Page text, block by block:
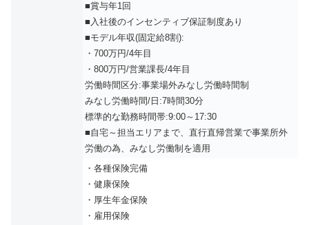
■賞与年1回
■入社後のインセンティブ保証制度あり
■モデル年収(固定給8割):
・700万円/4年目
・800万円/営業課長/4年目
労働時間区分:事業場外みなし労働時間制
みなし労働時間/日:7時間30分
標準的な勤務時間帯:9:00～17:30
■自宅～担当エリアまで、直行直帰営業で事業所外
労働の為、みなし労働制を適用
・各種保険完備
・健康保険
・厚生年金保険
・雇用保険